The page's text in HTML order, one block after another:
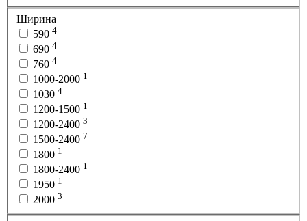
Ширина
590 4
690 4
760 4
1000-2000 1
1030 4
1200-1500 1
1200-2400 3
1500-2400 7
1800 1
1800-2400 1
1950 1
2000 3